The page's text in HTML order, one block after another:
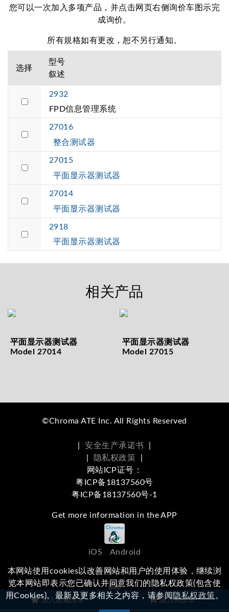
您可以一次加入多项产品，并点击网页右侧询价车图示完
成询价。
所有規格如有更改，恕不另行通知。
选择
型号
叙述
2932
FPD信息管理系统
27016
整合测试器
27015
平面显示器测试器
27014
平面显示器测试器
2918
平面显示器测试器
相关产品
平面显示器测试器
Model 27014
平面显示器测试器
Model 27015
加入收藏清单 加入询价车
©Chroma ATE Inc. All Rights Reserved
安全生产承诺书
隐私权政策
网站ICP证号：
粤ICP备18137560号
粤ICP备18137560号-1
Get more information in the APP
iOS Android
Social Media
浏览本站有任何问题， 欢迎留下您的建议
本网站使用cookies以改善网站和用户的使用体验，继续浏
览本网站即表示您已确认并同意我们的隐私权政策(包含使
用Cookies)。最新及更多相关之内容，请参阅 隐私权政策 。